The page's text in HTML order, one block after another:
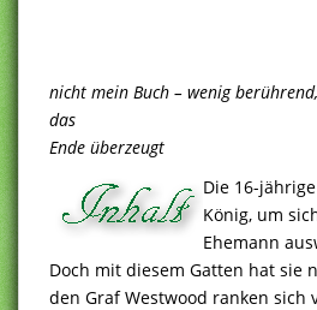
nicht mein Buch – wenig
das
Ende überzeugt
Die 16-
König, um
Ehemann
Doch mit diesem Gatten hat sie
den Graf Westwood ranken sich